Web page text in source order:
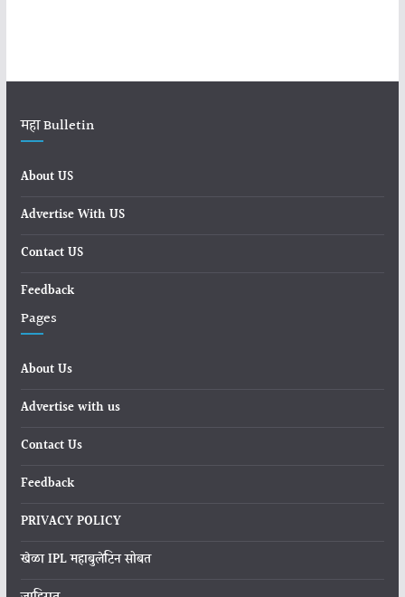
महा Bulletin
About US
Advertise With US
Contact US
Feedback
Pages
About Us
Advertise with us
Contact Us
Feedback
PRIVACY POLICY
खेळा IPL महाबुलेटिन सोबत